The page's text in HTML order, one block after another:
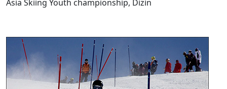
Asia Skiing Youth championship, Dizin